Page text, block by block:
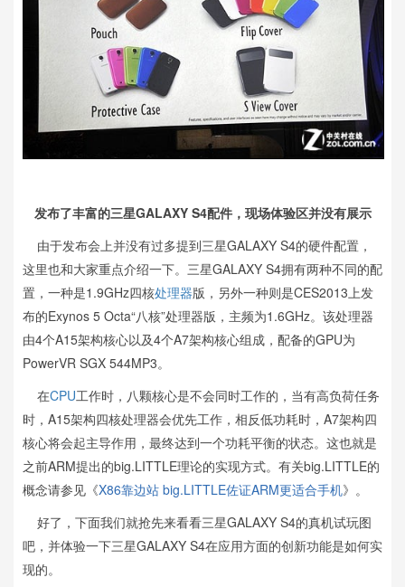
发布了丰富的三星GALAXY S4配件，现场体验区并没有展示
由于发布会上并没有过多提到三星GALAXY S4的硬件配置，
这里也和大家重点介绍一下。三星GALAXY S4拥有两种不同的配
置，一种是1.9GHz四核处理器版，另外一种则是CES2013上发
布的Exynos 5 Octa“八核”处理器版，主频为1.6GHz。该处理器
由4个A15架构核心以及4个A7架构核心组成，配备的GPU为
PowerVR SGX 544MP3。
在CPU工作时，八颗核心是不会同时工作的，当有高负荷任务
时，A15架构四核处理器会优先工作，相反低功耗时，A7架构四
核心将会起主导作用，最终达到一个功耗平衡的状态。这也就是
之前ARM提出的big.LITTLE理论的实现方式。有关big.LITTLE的
概念请参见《X86靠边站 big.LITTLE佐证ARM更适合手机》。
好了，下面我们就抢先来看看三星GALAXY S4的真机试玩图
吧，并体验一下三星GALAXY S4在应用方面的创新功能是如何实
现的。